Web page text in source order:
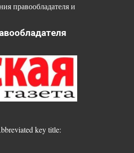
правообладателя и
key title: